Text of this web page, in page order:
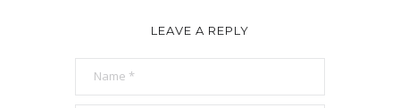
LEAVE A REPLY